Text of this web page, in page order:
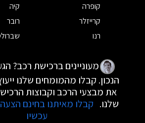
קופרה
קיה
קרייזלר
רובר
רנו
מעוניינים ברכישת רכב?
הנכון. קבלו מהמומחים שלנו
את מבצעי הרכב וקבוצות
שלנו. קבלו מאיתנו בחינם
עכשיו